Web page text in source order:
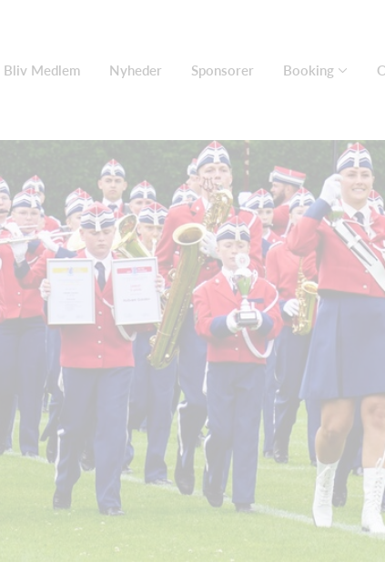
Bliv Medlem Nyheder Sponsorer Booking